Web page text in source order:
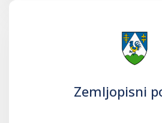
Zemljopisni